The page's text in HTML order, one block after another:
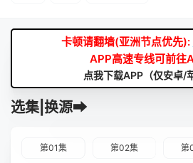
卡顿请翻墙(亚洲节点优先):
APP高速专线可前往
点我下载APP（仅安卓/
选集|换源➡
第01集 第02集 第